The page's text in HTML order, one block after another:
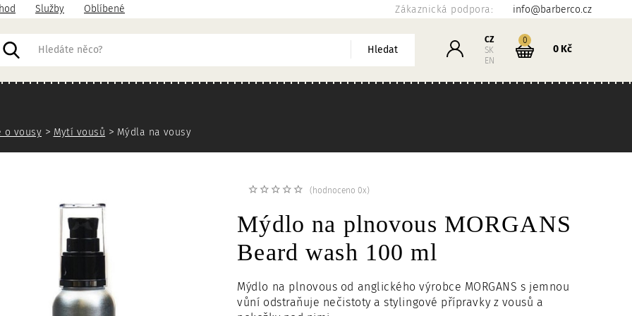
Služby Oblíbené Zákaznická podpora: info@barberco.cz
Hledat Přihlášení
CZ
SK
EN
Košík
0kusů
0 Kč
o vousy Mytí vousů Mýdla na vousy
Mýdlo na plnovous MORGANS
Beard wash 100 ml
(hodnoceno 0x)
Mýdlo na plnovous od anglického výrobce MORGANS s jemnou
vůní odstraňuje nečistoty a stylingové přípravky z vousů a